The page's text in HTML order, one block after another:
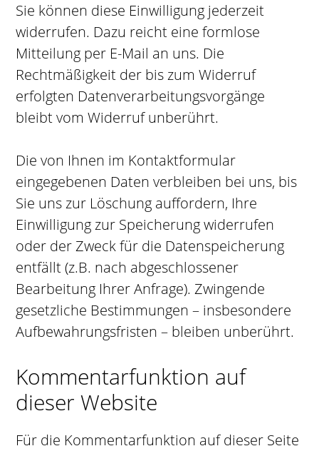
Sie können diese Einwilligung jederzeit
widerrufen. Dazu reicht eine formlose
Mitteilung per E-Mail an uns. Die
Rechtmäßigkeit der bis zum Widerruf
erfolgten Datenverarbeitungsvorgänge
bleibt vom Widerruf unberührt.
Die von Ihnen im Kontaktformular
eingegebenen Daten verbleiben bei uns, bis
Sie uns zur Löschung auffordern, Ihre
Einwilligung zur Speicherung widerrufen
oder der Zweck für die Datenspeicherung
entfällt (z.B. nach abgeschlossener
Bearbeitung Ihrer Anfrage). Zwingende
gesetzliche Bestimmungen – insbesondere
Aufbewahrungsfristen – bleiben unberührt.
Kommentarfunktion auf
dieser Website
Für die Kommentarfunktion auf dieser Seite